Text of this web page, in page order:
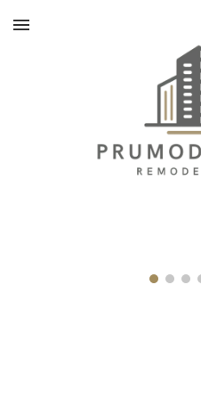
Skip to main content